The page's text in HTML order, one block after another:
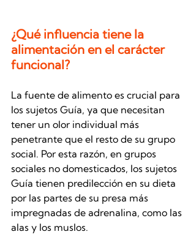
¿Qué influencia tiene la
alimentación en el carácter
funcional?
La fuente de alimento es crucial para
los sujetos Guía, ya que necesitan
tener un olor individual más
penetrante que el resto de su grupo
social. Por esta razón, en grupos
sociales no domesticados, los sujetos
Guía tienen predilección en su dieta
por las partes de su presa más
impregnadas de adrenalina, como las
alas y los muslos.